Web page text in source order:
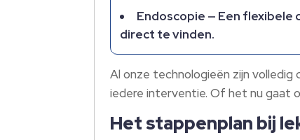
Endoscopie — Een
direct te vinden.​
Al onze technologieën zijn
iedere interventie.​ Of het nu gaat
Het stappenplan bij